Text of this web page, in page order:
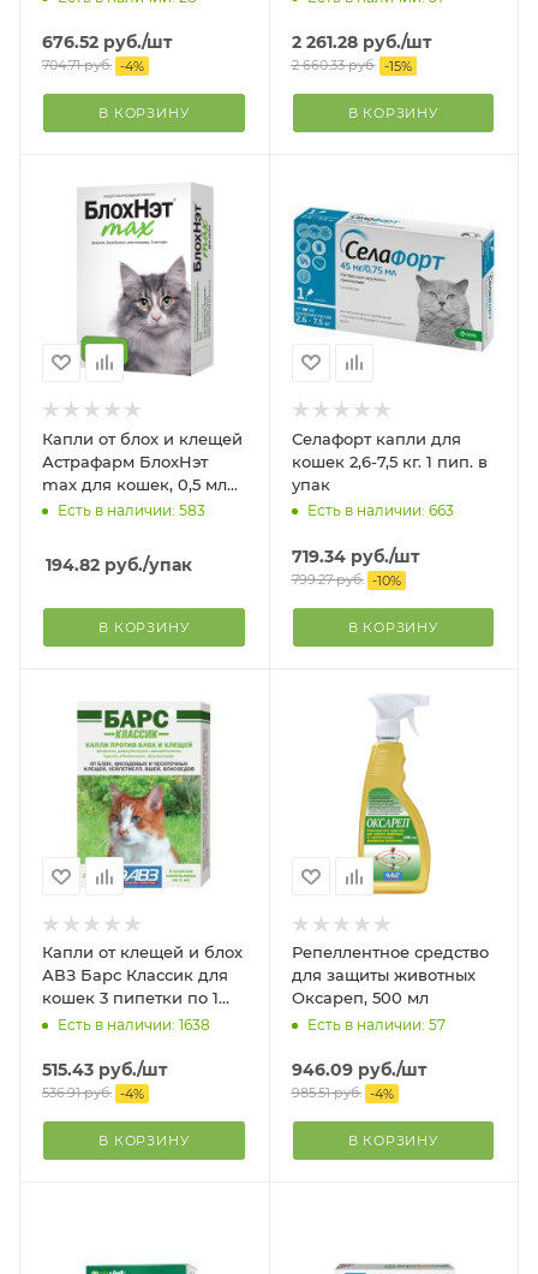
676.52 руб./шт
704.71руб. -4%
В КОРЗИНУ
2 261.28руб./шт
2 660.33руб. -15%
В КОРЗИНУ
Капли от блох и клещей
Астрафарм БлохНэт
max для кошек, 0,5 мл
монодоза (2 пипетки)
Есть в наличии: 583
194.82 руб./упак
В КОРЗИНУ
Селафорт капли для
кошек 2,6-7,5 кг. 1 пип. в
упак
Есть в наличии: 663
719.34руб./шт
799.27руб. -10%
В КОРЗИНУ
Капли от клещей и блох
АВЗ Барс Классик для
кошек 3 пипетки по 1
мл.Есть в наличии: 1638
515.43 руб./шт
536.91руб. -4%
В КОРЗИНУ
Репеллентное средство
для защиты животных
Оксареп, 500 мл
Есть в наличии: 57
946.09руб./шт
985.51руб. -4%
В КОРЗИНУ